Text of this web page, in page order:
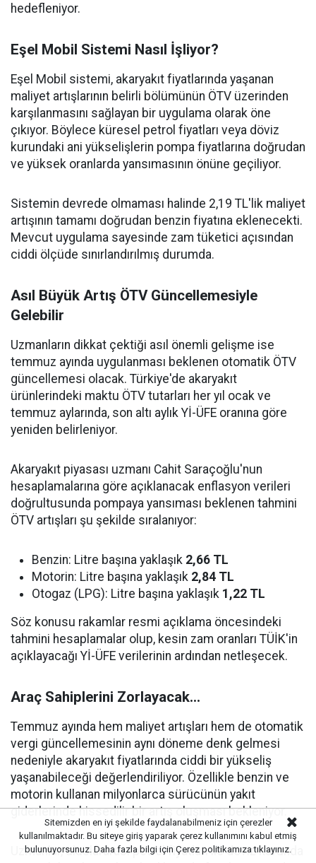
hedefleniyor.
Eşel Mobil Sistemi Nasıl İşliyor?
Eşel Mobil sistemi, akaryakıt fiyatlarında yaşanan
maliyet artışlarının belirli bölümünün ÖTV üzerinden
karşılanmasını sağlayan bir uygulama olarak öne
çıkıyor. Böylece küresel petrol fiyatları veya döviz
kurundaki ani yükselişlerin pompa fiyatlarına doğrudan
ve yüksek oranlarda yansımasının önüne geçiliyor.
Sistemin devrede olmaması halinde 2,19 TL'lik maliyet
artışının tamamı doğrudan benzin fiyatına eklenecekti.
Mevcut uygulama sayesinde zam tüketici açısından
ciddi ölçüde sınırlandırılmış durumda.
Asıl Büyük Artış ÖTV Güncellemesiyle
Gelebilir
Uzmanların dikkat çektiği asıl önemli gelişme ise
temmuz ayında uygulanması beklenen otomatik ÖTV
güncellemesi olacak. Türkiye'de akaryakıt
ürünlerindeki maktu ÖTV tutarları her yıl ocak ve
temmuz aylarında, son altı aylık Yİ-ÜFE oranına göre
yeniden belirleniyor.
Akaryakıt piyasası uzmanı Cahit Saraçoğlu'nun
hesaplamalarına göre açıklanacak enflasyon verileri
doğrultusunda pompaya yansıması beklenen tahmini
ÖTV artışları şu şekilde sıralanıyor:
Benzin: Litre başına yaklaşık 2,66 TL
Motorin: Litre başına yaklaşık 2,84 TL
Otogaz (LPG): Litre başına yaklaşık 1,22 TL
Söz konusu rakamlar resmi açıklama öncesindeki
tahmini hesaplamalar olup, kesin zam oranları TÜİK'in
açıklayacağı Yİ-ÜFE verilerinin ardından netleşecek.
Araç Sahiplerini Zorlayacak...
Temmuz ayında hem maliyet artışları hem de otomatik
vergi güncellemesinin aynı döneme denk gelmesi
nedeniyle akaryakıt fiyatlarında ciddi bir yükseliş
yaşanabileceği değerlendiriliyor. Özellikle benzin ve
motorin kullanan milyonlarca sürücünün yakıt
giderlerinde hissedilir bir artış oluşması bekleniyor.
Uzmanlar, uluslararası petrol fiyatları ile döviz kurunda
Sitemizden en iyi şekilde faydalanabilmeniz için çerezler
kullanılmaktadır. Bu siteye giriş yaparak çerez kullanımını kabul etmiş
bulunuyorsunuz. Daha fazla bilgi için Çerez politikamıza tıklayınız.